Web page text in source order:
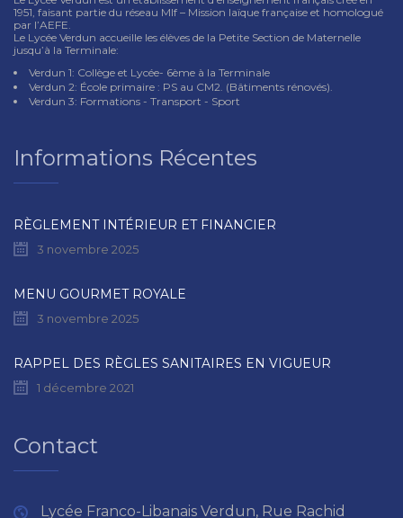
1951, faisant partie du réseau Mlf – Mission laïque française et homologué
par l’AEFE.
Le Lycée Verdun accueille les élèves de la Petite Section de Maternelle
jusqu’à la Terminale:
Verdun 1: Collège et Lycée- 6ème à la Terminale
Verdun 2: École primaire : PS au CM2. (Bâtiments rénovés).
Verdun 3: Formations - Transport - Sport
Informations Récentes
RÈGLEMENT INTÉRIEUR ET FINANCIER
3 novembre 2025
MENU GOURMET ROYALE
3 novembre 2025
RAPPEL DES RÈGLES SANITAIRES EN VIGUEUR
1 décembre 2021
Contact
Lycée Franco-Libanais Verdun, Rue Rachid